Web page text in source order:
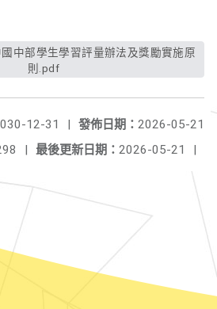
則.pdf
發佈日期： 2026-05-21
12-31
|
最後更新日期： 2026-05-21 |
|